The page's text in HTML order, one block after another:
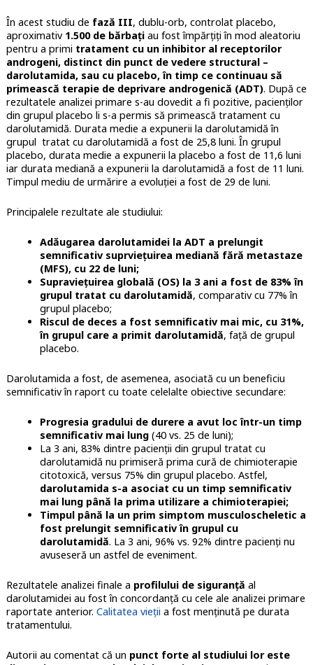
În acest studiu de fază III, dublu-orb, controlat placebo,
aproximativ 1.500 de bărbațiau fost împărțiți în mod aleatoriu
pentru a primi tratament cu un inhibitor al receptorilor
androgeni, distinct din punct de vedere structural –
darolutamida, sau cu placebo, în timp ce continuau să
primească terapie de deprivare androgenică (ADT). După ce
rezultatele analizei primare s-au dovedit a fi pozitive, pacienților
din grupul placebo li s-a permis să primească tratament cu
darolutamidă. Durata medie a expunerii la darolutamidă în
grupul tratat cu darolutamidă a fost de 25,8 luni. În grupul
placebo, durata medie a expunerii la placebo a fost de 11,6 luni
iar durata mediană a expunerii la darolutamidă a fost de 11 luni.
Timpul mediu de urmărire a evoluției a fost de 29 de luni.
Principalele rezultate ale studiului:
Adăugarea darolutamidei la ADT a prelungit
semnificativ suprviețuirea mediană fără metastaze
(MFS), cu 22 de luni;
Supraviețuirea globală (OS) la 3 ani a fost de 83% în
grupul tratat cu darolutamidă, comparativ cu 77% în
grupul placebo;
Riscul de deces a fost semnificativ mai mic, cu 31%,
în grupul care a primit darolutamidă, față de ​​grupul
placebo.
Darolutamida a fost, de asemenea, asociată cu un beneficiu
semnificativ în raport cu toate celelalte obiective secundare:
Progresia gradului de durere a avut loc într-un timp
semnificativ mai lung (40 vs. 25 de luni);
La 3 ani, 83% dintre pacienții din grupul tratat cu
darolutamidă nu primiseră prima cură de chimioterapie
citotoxică, versus 75% din grupul placebo. Astfel,
darolutamida s-a asociat cu un timp semnificativ
mai lung până la prima utilizare a chimioterapiei;
Timpul până la un prim simptom musculoscheletic a
fost prelungit semnificativ în grupul cu
darolutamidă. La 3 ani, 96% vs. 92% dintre pacienți nu
avuseseră un astfel de eveniment.
Rezultatele analizei finale a profilului de siguranță al
darolutamidei au fost în concordanță cu cele ale analizei primare
raportate anterior. Calitatea vieții a fost menținută pe durata
tratamentului.
Autorii au comentat că un punct forte al studiului lor este